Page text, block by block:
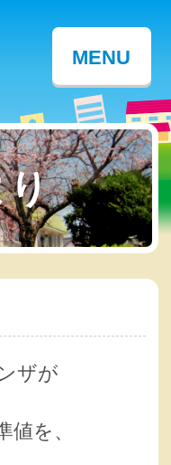
MENU
り
ザが
を、